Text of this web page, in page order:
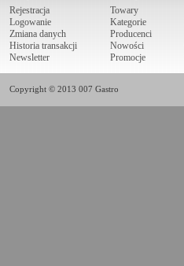
Rejestracja
Logowanie
Zmiana danych
Historia transakcji
Newsletter
Towary
Kategorie
Producenci
Nowości
Promocje
Copyright © 2013 007 Gastro